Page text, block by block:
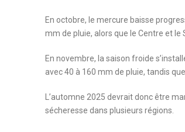
En octobre, le mercure baisse
mm de pluie, alors que le Centre et
En novembre, la saison froide
avec 40 à 160 mm de pluie, tandis
L’automne 2025 devrait donc être
sécheresse dans plusieurs régions.